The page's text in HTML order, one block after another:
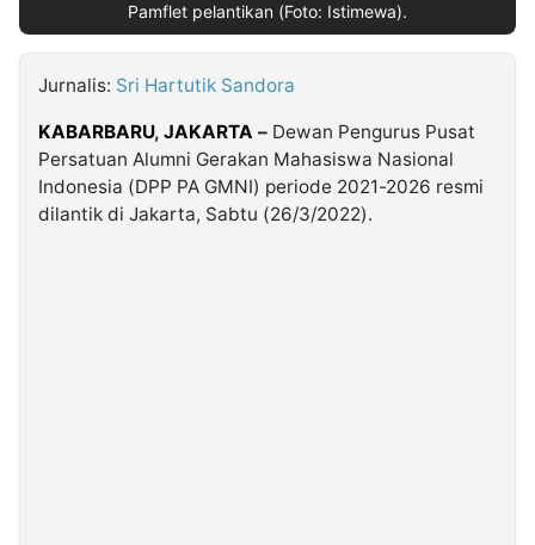
Pamflet pelantikan (Foto: Istimewa).
Jurnalis: Sri Hartutik Sandora
KABARBARU, JAKARTA – Dewan Pengurus Pusat
Persatuan Alumni Gerakan Mahasiswa Nasional
Indonesia (DPP PA GMNI) periode 2021-2026 resmi
dilantik di Jakarta, Sabtu (26/3/2022).